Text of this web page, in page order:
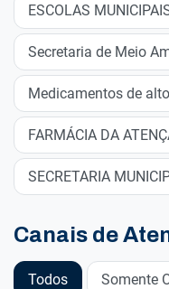
ESCOLAS
Secretaria de Meio
Medicamentos de
FARMÁCIA DA
SECRETARIA
Canais de
Todos Somente